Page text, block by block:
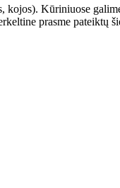
kojos). Kūriniuose
prasme pateiktų